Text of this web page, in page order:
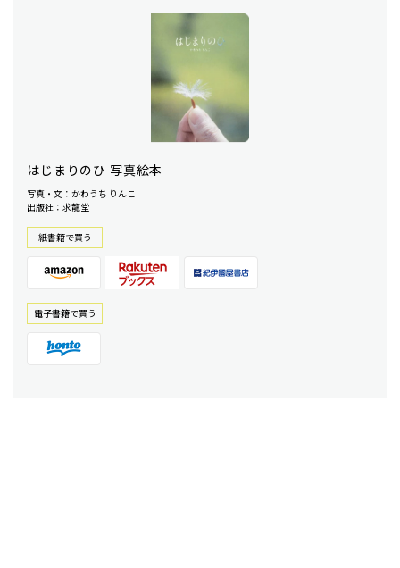
はじまりのひ 写真絵本
写真・文：かわうち りんこ
出版社：求龍堂
紙書籍で買う
電⼦書籍で買う